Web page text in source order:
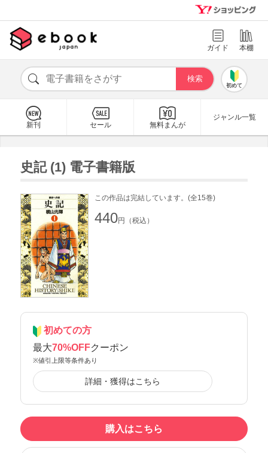
ガイド 本棚
初めて
新刊 セール 無料まんが
ジャンル一覧
史記 (1) 電子書籍版
この作品は完結しています。(全15巻)
440円（税込）
初めての方
最大70%OFFクーポン
※値引上限等条件あり
詳細・獲得はこちら
購入はこちら